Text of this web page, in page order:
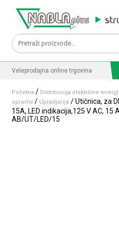
Pretraži:
Veleprodajna online trgovina
Početna / Distribucija električne
oprema / Upravljanje / Utičnica, za
15A, LED indikacija,125 V AC, 15
AB/UT/LED/15